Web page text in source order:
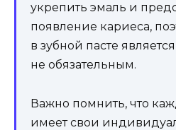
укрепить эмаль и
появление кариеса,
в зубной пасте
не обязательным.
Важно помнить, что
имеет свои